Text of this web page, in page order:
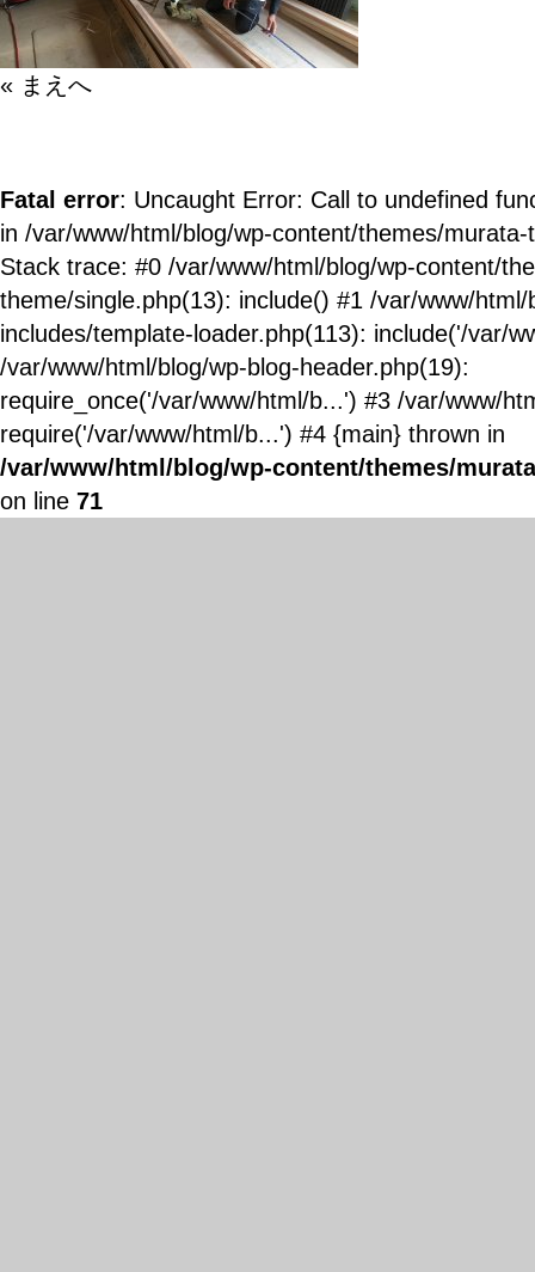
« まえへ
Fatal error: Uncaught Error: Call to undefined
in /var/www/html/blog/wp-content/themes/
Stack trace: #0 /var/www/html/blog/wp-content/
theme/single.php(13): include() #1 /var/www/html/
includes/template-loader.php(113): include('/var/
/var/www/html/blog/wp-blog-header.php(19):
require_once('/var/www/html/b...') #3 /var/www/
require('/var/www/html/b...') #4 {main} thrown in
/var/www/html/blog/wp-content/themes/
on line 71